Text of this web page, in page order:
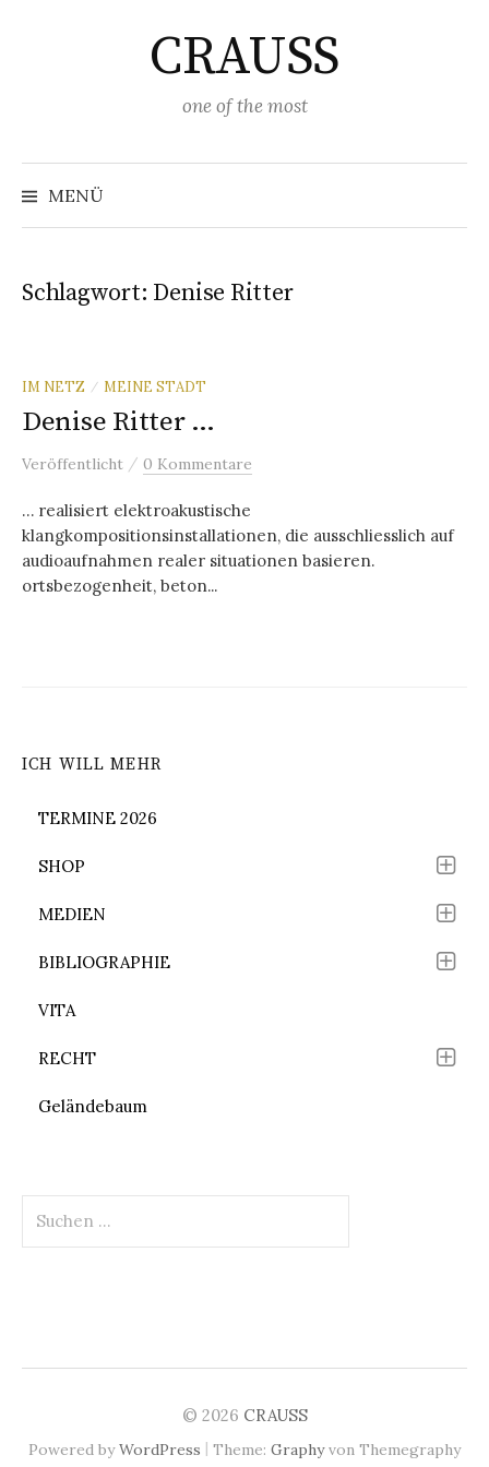
CRAUSS
one of the most
MENÜ
Suchen
Schlagwort: Denise Ritter
IM NETZ / MEINE STADT
Denise Ritter …
Veröffentlicht / 0 Kommentare
… realisiert elektroakustische
klangkompositionsinstallationen, die ausschliesslich auf
audioaufnahmen realer situationen basieren.
ortsbezogenheit, beton...
ICH WILL MEHR
TERMINE 2026
SHOP
MEDIEN
BIBLIOGRAPHIE
VITA
RECHT
Geländebaum
nach:
© 2026 CRAUSS
Powered byWordPress | Theme: Graphyvon Themegraphy